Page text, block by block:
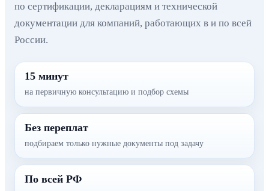
по сертификации, декларациям и технической
документации для компаний, работающих в и по всей
России.
15 минут
на первичную консультацию и подбор схемы
Без переплат
подбираем только нужные документы под задачу
По всей РФ